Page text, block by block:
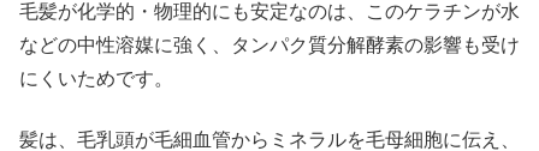
毛髪が化学的・物理的にも安定なのは、このケラチンが水
などの中性溶媒に強く、タンパク質分解酵素の影響も受け
にくいためです。
髪は、毛乳頭が毛細血管からミネラルを毛母細胞に伝え、